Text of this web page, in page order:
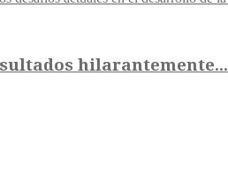
hilarantemente...